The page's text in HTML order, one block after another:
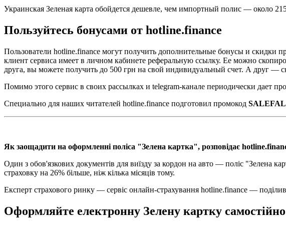
Украинская Зеленая карта обойдется дешевле, чем импортный полис — около
Пользуйтесь бонусами от hotline.finance
Пользователи hotline.finance могут получить дополнительные бонусы и скидки
клиент сервиса имеет в личном кабинете реферальную ссылку. Ее можно
друга, вы можете получить до 500 грн на свой индивидуальный счет. А друг —
Помимо этого сервис в своих рассылках и telegram-канале периодически дает
Специально для наших читателей hotline.finance подготовил промокод
Як заощадити на оформленні поліса "Зелена картка", розповідає
Один з обов'язкових документів для виїзду за кордон на авто — поліс "Зелена
страховку на 26% більше, ніж кілька місяців тому.
Експерт страхового ринку — сервіс онлайн-страхування hotline.finance —
Оформляйте електронну Зелену картку самостійно